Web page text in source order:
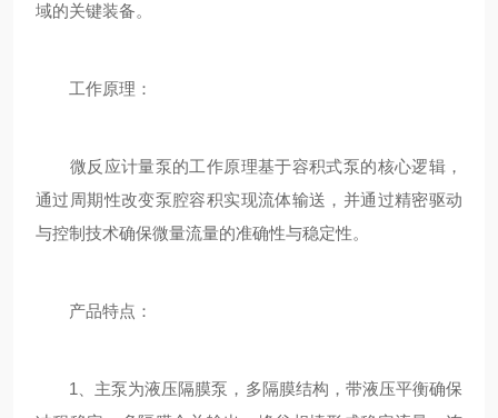
域的关键装备。
工作原理：
微反应计量泵的工作原理基于容积式泵的核心逻辑，
通过周期性改变泵腔容积实现流体输送，并通过精密驱动
与控制技术确保微量流量的准确性与稳定性。
产品特点：
1、主泵为液压隔膜泵，多隔膜结构，带液压平衡确保